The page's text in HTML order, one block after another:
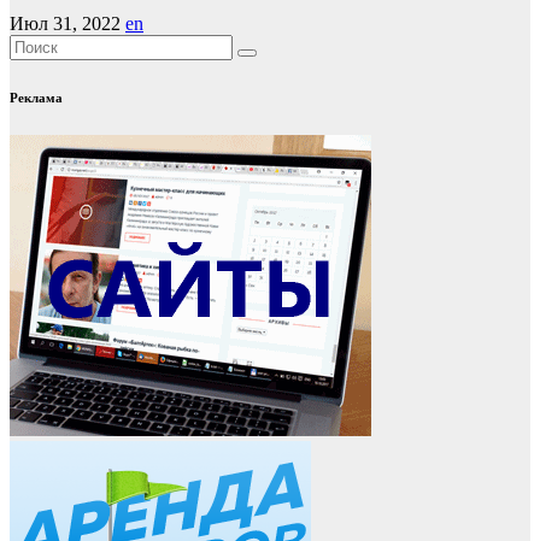
Июл 31, 2022 en
Реклама